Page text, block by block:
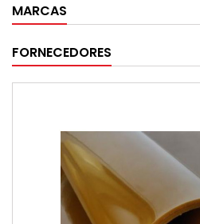
MARCAS
FORNECEDORES